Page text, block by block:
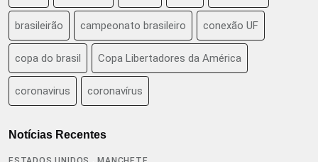
brasileirão campeonato brasileiro conexão UF
copa do brasil Copa Libertadores da América
coronavirus coronavírus
Notícias Recentes